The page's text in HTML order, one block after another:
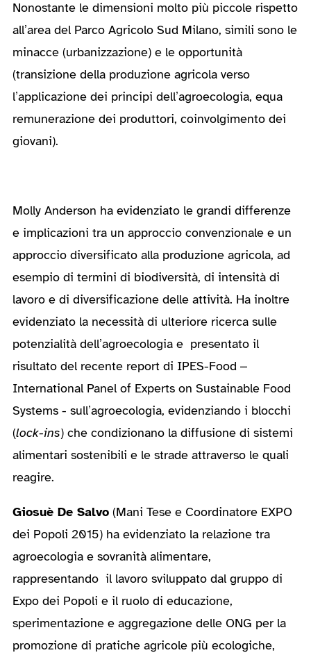
Nonostante le dimensioni molto più piccole rispetto
all’area del Parco Agricolo Sud Milano, simili sono le
minacce (urbanizzazione) e le opportunità
(transizione della produzione agricola verso
l’applicazione dei principi dell’agroecologia, equa
remunerazione dei produttori, coinvolgimento dei
giovani).
Molly Anderson ha evidenziato le grandi differenze
e implicazioni tra un approccio convenzionale e un
approccio diversificato alla produzione agricola, ad
esempio di termini di biodiversità, di intensità di
lavoro e di diversificazione delle attività. Ha inoltre
evidenziato la necessità di ulteriore ricerca sulle
potenzialità dell’agroecologia e presentato il
risultato del recente report di IPES-Food –
International Panel of Experts on Sustainable Food
Systems - sull’agroecologia, evidenziando i blocchi
(lock-ins) che condizionano la diffusione di sistemi
alimentari sostenibili e le strade attraverso le quali
reagire.
Giosuè De Salvo (Mani Tese e Coordinatore EXPO
dei Popoli 2015) ha evidenziato la relazione tra
agroecologia e sovranità alimentare,
rappresentando il lavoro sviluppato dal gruppo di
Expo dei Popoli e il ruolo di educazione,
sperimentazione e aggregazione delle ONG per la
promozione di pratiche agricole più ecologiche,